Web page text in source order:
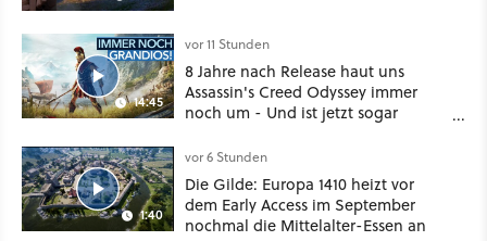
14:45
vor 11 Stunden
8 Jahre nach Release haut uns
Assassin's Creed Odyssey immer
noch um - Und ist jetzt sogar
1:40
vor 6 Stunden
Die Gilde: Europa 1410 heizt vor
dem Early Access im September
nochmal die Mittelalter-Essen an